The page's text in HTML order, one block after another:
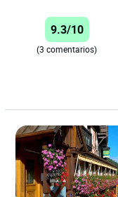
9.3/10
(3 comentarios)